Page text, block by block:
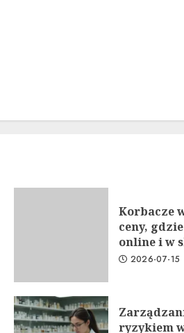
Korbacze
ceny,
online i w
2026-07-15
ryzykiem